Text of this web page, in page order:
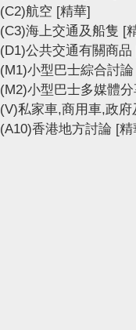
(C2)航空 [精華]
(C3)海上交通及船隻 [
(D1)公共交通有關商品
(M1)小型巴士綜合討論
(M2)小型巴士多媒體
(V)私家車,商用車,政
(A10)香港地方討論 [精